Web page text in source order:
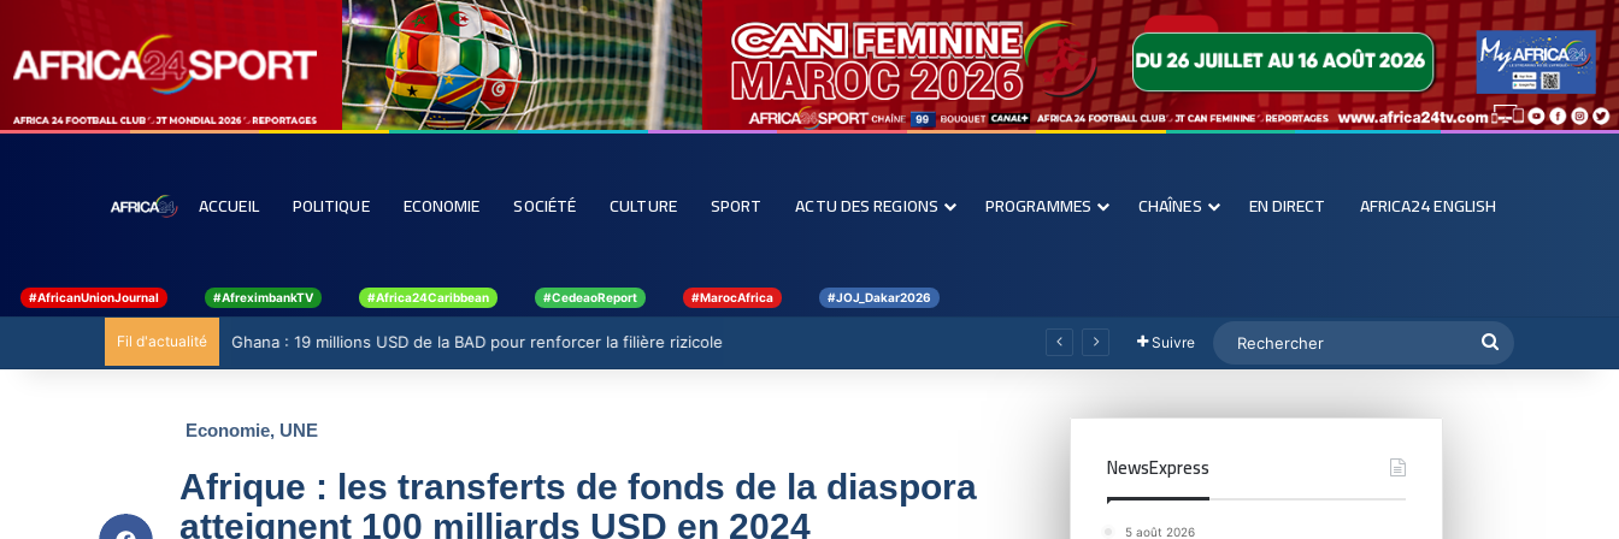
ACCUEIL POLITIQUE ECONOMIE SOCIÉTÉ CULTURE SPORT ACTU DES REGIONS PROGRAMMES CHAÎNES EN DIRECT AFRICA24 ENGLISH
#AfricanUnionJournal #AfreximbankTV #Africa24Caribbean #CedeaoReport #MarocAfrica #JOJ_Dakar2026
Fil d'actualité Ghana : 19 millions USD de la BAD pour renforcer la filière rizicole Suivre
Economie, UNE
Afrique : les transferts de fonds de la diaspora
atteignent 100 milliards USD en 2024
NewsExpress
5 août 2026